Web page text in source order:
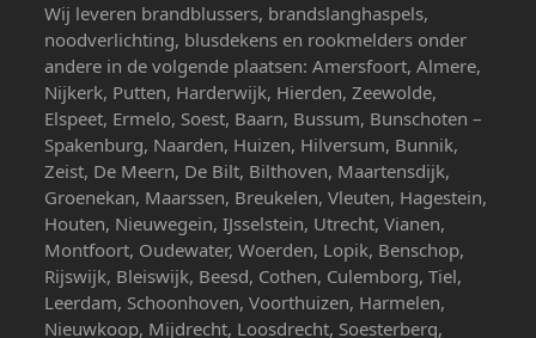
Wij leveren brandblussers, brandslanghaspels,
noodverlichting, blusdekens en rookmelders onder
andere in de volgende plaatsen: Amersfoort, Almere,
Nijkerk, Putten, Harderwijk, Hierden, Zeewolde,
Elspeet, Ermelo, Soest, Baarn, Bussum, Bunschoten –
Spakenburg, Naarden, Huizen, Hilversum, Bunnik,
Zeist, De Meern, De Bilt, Bilthoven, Maartensdijk,
Groenekan, Maarssen, Breukelen, Vleuten, Hagestein,
Houten, Nieuwegein, IJsselstein, Utrecht, Vianen,
Montfoort, Oudewater, Woerden, Lopik, Benschop,
Rijswijk, Bleiswijk, Beesd, Cothen, Culemborg, Tiel,
Leerdam, Schoonhoven, Voorthuizen, Harmelen,
Nieuwkoop, Mijdrecht, Loosdrecht, Soesterberg,